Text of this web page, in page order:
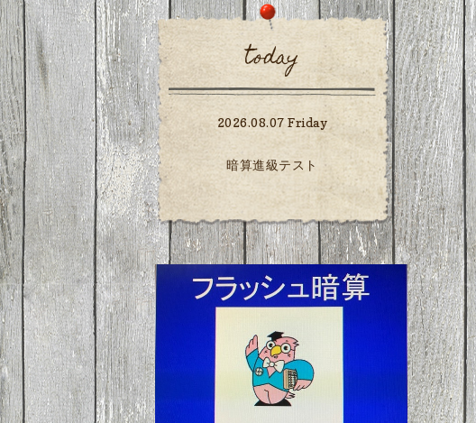
today
2026.08.07 Friday
暗算進級テスト